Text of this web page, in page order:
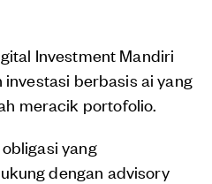
Investment Mandiri
berbasis ai yang
meracik portofolio.
yang
dengan advisory